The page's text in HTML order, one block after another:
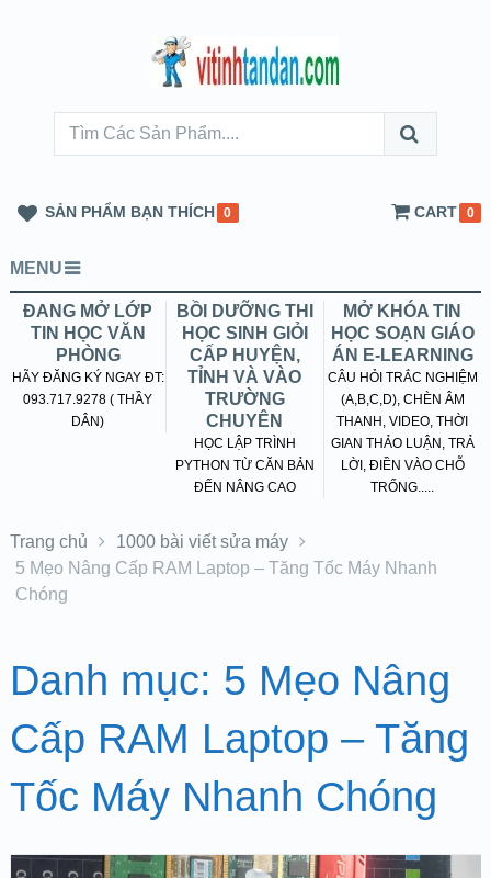
SẢN PHẨM BẠN THÍCH 0 CART 0
MENU
ĐANG MỞ LỚP
TIN HỌC VĂN
PHÒNG
HÃY ĐĂNG KÝ NGAY ĐT:
093.717.9278 ( THẦY
DÂN)
BỒI DƯỠNG THI
HỌC SINH GIỎI
CẤP HUYỆN,
TỈNH VÀ VÀO
TRƯỜNG
CHUYÊN
HỌC LẬP TRÌNH
PYTHON TỪ CĂN BẢN
ĐẾN NÂNG CAO
MỞ KHÓA TIN
HỌC SOẠN GIÁO
ÁN E-LEARNING
CÂU HỎI TRẮC NGHIỆM
(A,B,C,D), CHÈN ÂM
THANH, VIDEO, THỜI
GIAN THẢO LUẬN, TRẢ
LỜI, ĐIỀN VÀO CHỖ
TRỐNG.....
Trang chủ
1000 bài viết sửa máy
5 Mẹo Nâng Cấp RAM Laptop – Tăng Tốc Máy Nhanh
Chóng
Danh mục: 5 Mẹo Nâng
Cấp RAM Laptop – Tăng
Tốc Máy Nhanh Chóng